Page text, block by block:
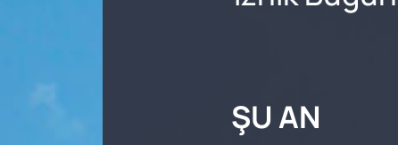
ŞU AN
Son Dakika Haberleri